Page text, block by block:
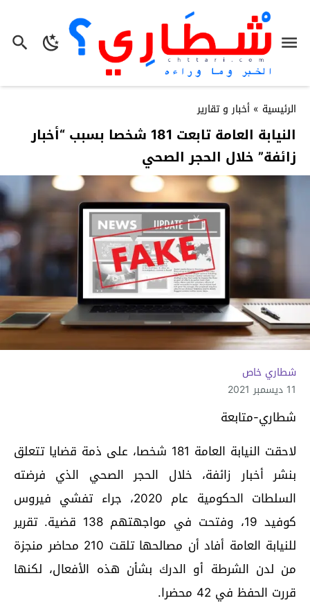
الرئيسية » أخبار و تقارير
النيابة العامة تابعت 181 شخصا بسبب “أخبار
زائفة” خلال الحجر الصحي
شطاري خاص
11 ديسمبر 2021
شطاري-متابعة
لاحقت النيابة العامة 181 شخصا، على ذمة قضايا تتعلق
بنشر أخبار زائفة، خلال الحجر الصحي الذي فرضته
السلطات الحكومية عام 2020، جراء تفشي فيروس
كوفيد 19، وفتحت في مواجهتهم 138 قضية. تقرير
للنيابة العامة أفاد أن مصالحها تلقت 210 محاضر منجزة
من لدن الشرطة أو الدرك بشأن هذه الأفعال، لكنها
قررت الحفظ في 42 محضرا.